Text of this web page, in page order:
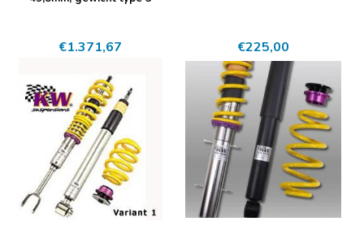
€1.371,67 €225,00